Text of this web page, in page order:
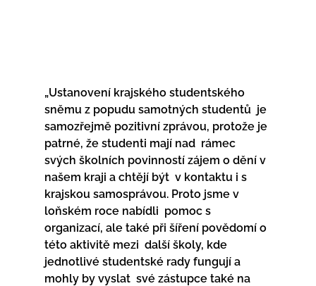
„Ustanovení krajského studentského
sněmu z popudu samotných studentů  je
samozřejmě pozitivní zprávou, protože je
patrné, že studenti mají nad  rámec
svých školních povinností zájem o dění v
našem kraji a chtějí být  v kontaktu i s
krajskou samosprávou. Proto jsme v
loňském roce nabídli  pomoc s
organizací, ale také při šíření povědomí o
této aktivitě mezi  další školy, kde
jednotlivé studentské rady fungují a
mohly by vyslat  své zástupce také na